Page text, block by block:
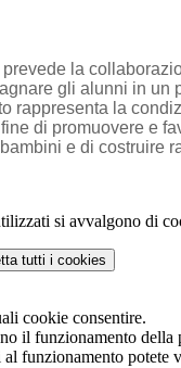
la
gli alunni in
rappresenta la
di promuovere e
e di costruire
si avvalgono di
tutti i cookies
cookie consentire.
il funzionamento
funzionamento potete